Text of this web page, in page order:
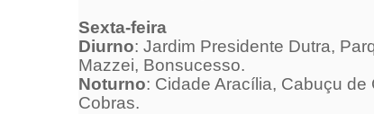
Sexta-feira
Diurno: Jardim Presidente Dutra,
Mazzei, Bonsucesso.
Noturno: Cidade Aracília, Cabuçu
Cobras.